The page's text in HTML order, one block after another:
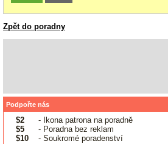
Zpět do poradny
Podpořte nás
$2
- Ikona patrona na poradně
$5
- Poradna bez reklam
$10
- Soukromé poradenství